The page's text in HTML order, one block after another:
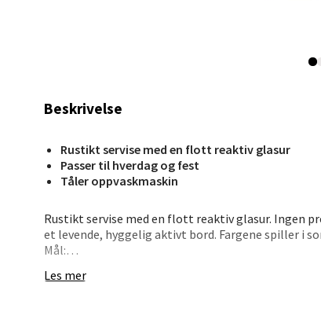
Beskrivelse
Rustikt servise med en flott reaktiv glasur
Passer til hverdag og fest
Tåler oppvaskmaskin
Rustikt servise med en flott reaktiv glasur. Ingen
et levende, hyggelig aktivt bord. Fargene spiller i
Mål:
Les mer